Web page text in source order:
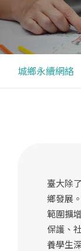
城鄉永續網絡
青年永續行動
產業低碳轉型
城鄉永續網絡
臺大除
鄉發展
範圍擴
保護、
養學生